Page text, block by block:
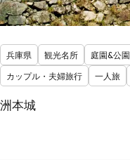
兵庫県 観光名所 庭園&公園
カップル・夫婦旅行
一人旅
洲本城